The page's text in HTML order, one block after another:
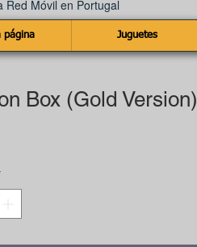
Red Móvil en Portugal
página Juguetes
Box (Gold Version)